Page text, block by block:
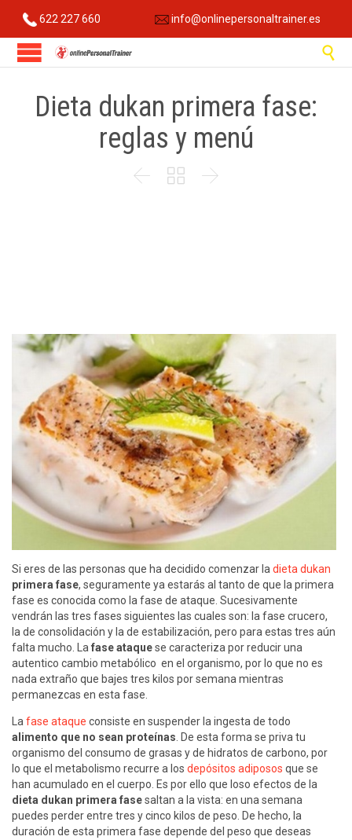
622 227 660 info@onlinepersonaltrainer.es

Dieta dukan primera fase:
reglas y menú
  
Si eres de las personas que ha decidido comenzar la dieta dukan
primera fase, seguramente ya estarás al tanto de que la primera
fase es conocida como la fase de ataque. Sucesivamente
vendrán las tres fases siguientes las cuales son: la fase crucero,
la de consolidación y la de estabilización, pero para estas tres aún
falta mucho. La fase ataquese caracteriza por reducir una
autentico cambio metabólico en el organismo, por lo que no es
nada extraño que bajes tres kilos por semana mientras
permanezcas en esta fase.
La fase ataque consiste en suspender la ingesta de todo
alimento que no sean proteínas . De esta forma se priva tu
organismo del consumo de grasas y de hidratos de carbono, por
lo que el metabolismo recurre a los depósitos adiposos que se
han acumulado en el cuerpo. Es por ello que loso efectos de la
dieta dukan primera fasesaltan a la vista: en una semana
puedes perder entre tres y cinco kilos de peso. De hecho, la
duración de esta primera fase depende del peso que deseas